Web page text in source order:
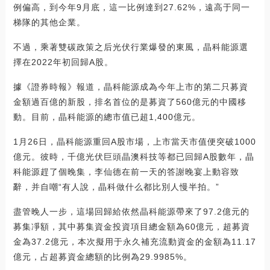
例偏高，到今年9月底，這一比例達到27.62%，遠高于同一
梯隊的其他企業。
不過，乘著雙碳政策之后光伏行業爆發的東風，晶科能源選
擇在2022年初回歸A股。
據《證券時報》報道，晶科能源成為今年上市的第二只募資
金額過百億的新股，排名首位的是募資了560億元的中國移
動。目前，晶科能源的總市值已超1,400億元。
1月26日，晶科能源重回A股市場，上市當天市值便突破1000
億元。彼時，千億光伏巨頭晶澳科技等都已回歸A股數年，晶
科能源趕了個晚集，李仙德在前一天的答謝晚宴上動容致
辭，并自嘲“有人說，晶科做什么都比別人慢半拍。”
盡管晚人一步，這場回歸給依然晶科能源帶來了97.2億元的
募集凈額，其中募集資金投資項目總金額為60億元，超募資
金為37.2億元，本次擬用于永久補充流動資金的金額為11.17
億元，占超募資金總額的比例為29.9985%。